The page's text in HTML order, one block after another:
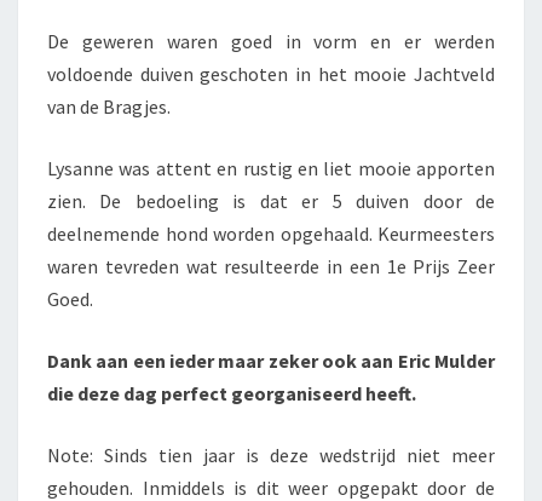
De geweren waren goed in vorm en er werden
voldoende duiven geschoten in het mooie Jachtveld
van de Bragjes.
Lysanne was attent en rustig en liet mooie apporten
zien. De bedoeling is dat er 5 duiven door de
deelnemende hond worden opgehaald. Keurmeesters
waren tevreden wat resulteerde in een 1e Prijs Zeer
Goed.
Dank aan een ieder maar zeker ook aan Eric Mulder
die deze dag perfect georganiseerd heeft.
Note: Sinds tien jaar is deze wedstrijd niet meer
gehouden. Inmiddels is dit weer opgepakt door de